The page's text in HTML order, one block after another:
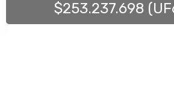
$253.237.698